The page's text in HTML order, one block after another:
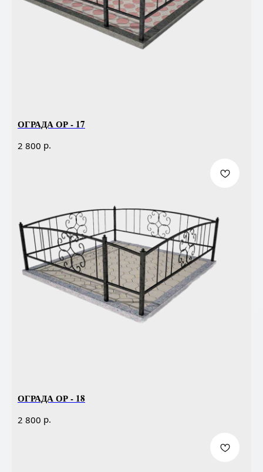
ОГРАДА ОР - 17
2 800 р.
ОГРАДА ОР - 18
2 800 р.